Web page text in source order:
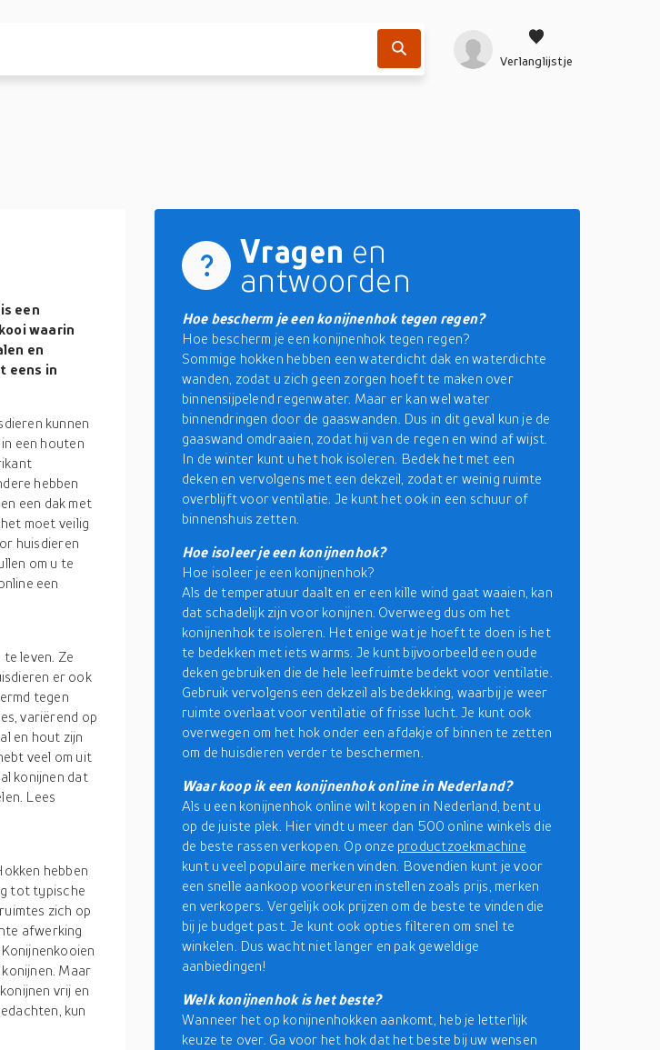
Verlanglijstje
een
waarin
en
eens in
kunnen
een houten
hebben
een dak met
moet veilig
huisdieren
om u te
een
leven. Ze
er ook
tegen
variërend op
en hout zijn
veel om uit
konijnen dat
Lees
hebben
tot typische
zich op
afwerking
Maar
vrij en
kun
Vragen en
antwoorden
Hoe bescherm je een konijnenhok tegen regen?
Hoe bescherm je een konijnenhok tegen regen?
Sommige hokken hebben een waterdicht dak en waterdichte
wanden, zodat u zich geen zorgen hoeft te maken over
binnensijpelend regenwater. Maar er kan wel water
binnendringen door de gaaswanden. Dus in dit geval kun je de
gaaswand omdraaien, zodat hij van de regen en wind af wijst.
In de winter kunt u het hok isoleren. Bedek het met een
deken en vervolgens met een dekzeil, zodat er weinig ruimte
overblijft voor ventilatie. Je kunt het ook in een schuur of
binnenshuis zetten.
Hoe isoleer je een konijnenhok?
Hoe isoleer je een konijnenhok?
Als de temperatuur daalt en er een kille wind gaat waaien, kan
dat schadelijk zijn voor konijnen. Overweeg dus om het
konijnenhok te isoleren. Het enige wat je hoeft te doen is het
te bedekken met iets warms. Je kunt bijvoorbeeld een oude
deken gebruiken die de hele leefruimte bedekt voor ventilatie.
Gebruik vervolgens een dekzeil als bedekking, waarbij je weer
ruimte overlaat voor ventilatie of frisse lucht. Je kunt ook
overwegen om het hok onder een afdakje of binnen te zetten
om de huisdieren verder te beschermen.
Waar koop ik een konijnenhok online in Nederland?
Als u een konijnenhok online wilt kopen in Nederland, bent u
op de juiste plek. Hier vindt u meer dan 500 online winkels die
de beste rassen verkopen. Op onze productzoekmachine
kunt u veel populaire merken vinden. Bovendien kunt je voor
een snelle aankoop voorkeuren instellen zoals prijs, merken
en verkopers. Vergelijk ook prijzen om de beste te vinden die
bij je budget past. Je kunt ook opties filteren om snel te
winkelen. Dus wacht niet langer en pak geweldige
aanbiedingen!
Welk konijnenhok is het beste?
Wanneer het op konijnenhokken aankomt, heb je letterlijk
keuze te over. Ga voor het hok dat het beste bij uw wensen